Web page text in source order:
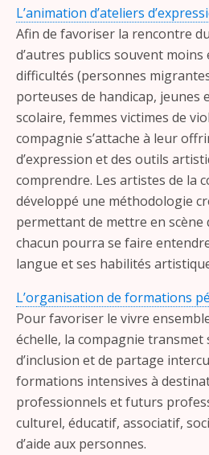
L’animation d’ateliers
Afin de favoriser la rencontre
d’autres publics souvent
difficultés (personnes
porteuses de handicap, jeunes
scolaire, femmes victimes de
compagnie s’attache à leur
d’expression et des outils
comprendre. Les artistes de la
développé une méthodologie
permettant de mettre en scène
chacun pourra se faire
langue et ses habilités
L’organisation de formations
Pour favoriser le vivre
échelle, la compagnie transmet
d’inclusion et de partage
formations intensives à
professionnels et futurs
culturel, éducatif, associatif,
d’aide aux personnes.